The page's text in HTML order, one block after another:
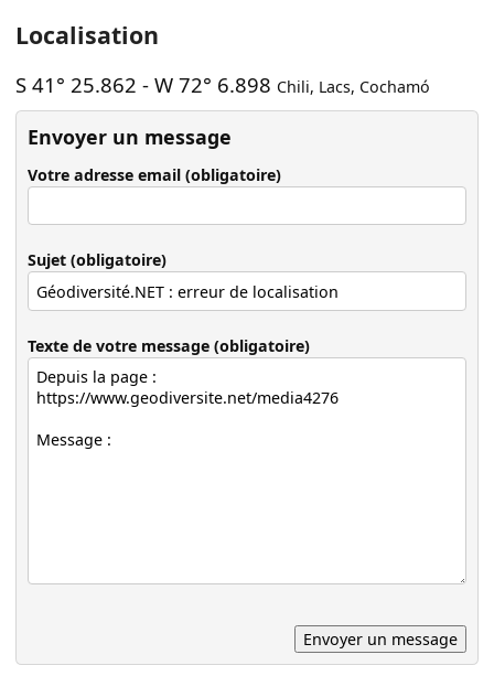
Localisation
S 41° 25.862 -W 72° 6.898 Chili, Lacs, Cochamó
Envoyer un message
Votre adresse email (obligatoire)
Sujet (obligatoire)
Texte de votre message (obligatoire)